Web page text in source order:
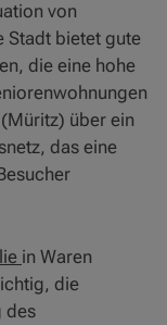
von
Stadt bietet gute
die eine hohe
über ein
das eine
in Waren
die
des